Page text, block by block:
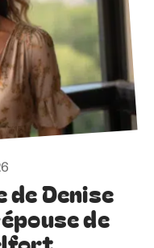
de Denise
de